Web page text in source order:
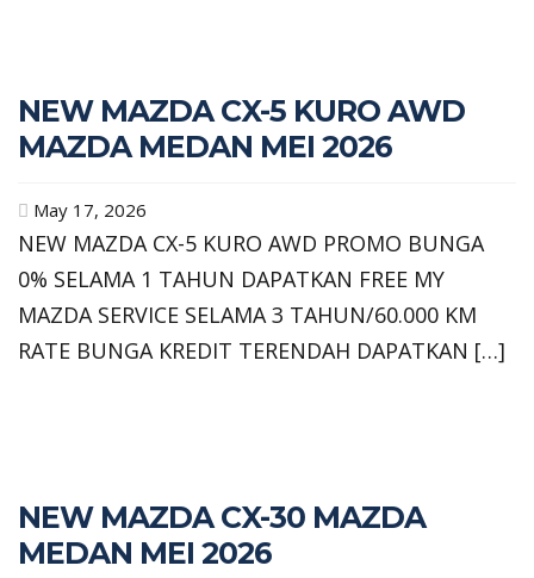
NEW MAZDA CX-5 KURO AWD
MAZDA MEDAN MEI 2026
May 17, 2026
NEW MAZDA CX-5 KURO AWD PROMO BUNGA
0% SELAMA 1 TAHUN DAPATKAN FREE MY
MAZDA SERVICE SELAMA 3 TAHUN/60.000 KM
RATE BUNGA KREDIT TERENDAH DAPATKAN […]
NEW MAZDA CX-30 MAZDA
MEDAN MEI 2026